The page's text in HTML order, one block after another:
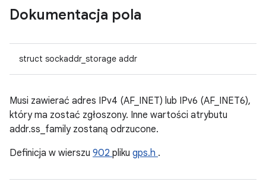
Dokumentacja pola
struct sockaddr_storage addr
Musi zawierać adres IPv4 (AF_INET) lub IPv6 (AF_INET6),
który ma zostać zgłoszony. Inne wartości atrybutu
addr.ss_family zostaną odrzucone.
Definicja w wierszu 902 pliku gps.h .